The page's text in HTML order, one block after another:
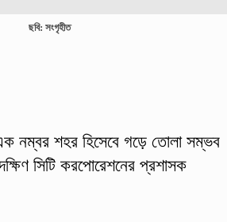
ছবি: সংগৃহীত
এক নম্বর শহর হিসেবে গড়ে তোলা সম্ভব
সিটি করপোরেশনের প্রশাসক